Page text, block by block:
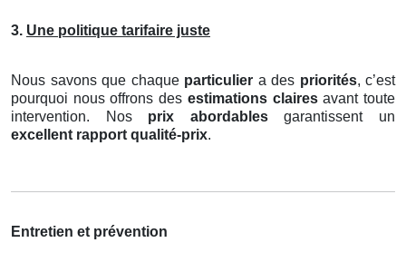
3. Une politique tarifaire juste
Nous savons que chaque particulier a des priorités, c’est
pourquoi nous offrons des estimations clairesavant toute
intervention. Nos prix abordablesgarantissent un
excellent rapport qualité-prix.
Entretien et prévention